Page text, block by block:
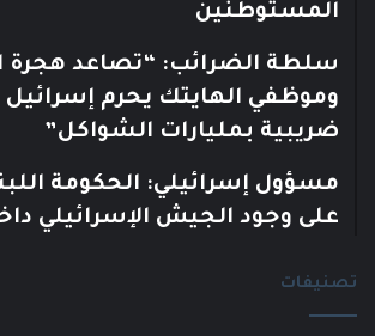
المستوطنين
سلطة الضرائب: “تصاعد هجرة
وموظفي الهايتك يحرم إسرائيل
ضريبية بمليارات الشواكل”
مسؤول إسرائيلي: الحكومة
على وجود الجيش الإسرائيلي
تصنيفات